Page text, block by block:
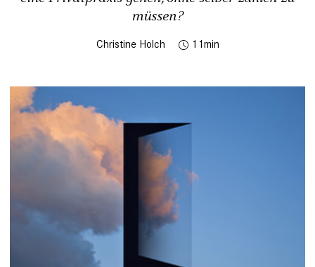
müssen?
Christine Holch 11